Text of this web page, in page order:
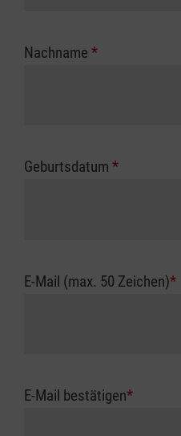
Nachname *
Geburtsdatum *
E-Mail (max. 50 Zeichen)*
E-Mail bestätigen*